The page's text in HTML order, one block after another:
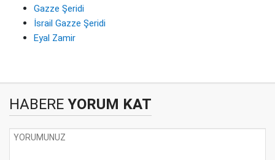
Gazze Şeridi
İsrail Gazze Şeridi
Eyal Zamir
HABERE YORUM KAT